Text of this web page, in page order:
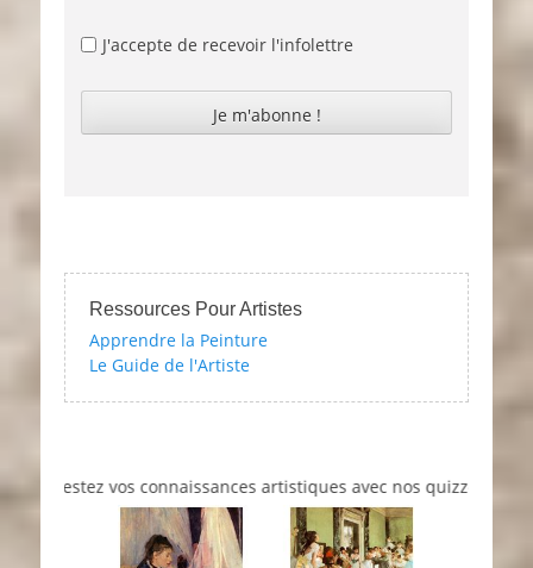
J'accepte de recevoir l'infolettre
Ressources Pour Artistes
Apprendre la Peinture
Le Guide de l'Artiste
Testez vos connaissances artistiques avec nos quizzes sur